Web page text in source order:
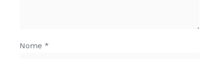
Nome *